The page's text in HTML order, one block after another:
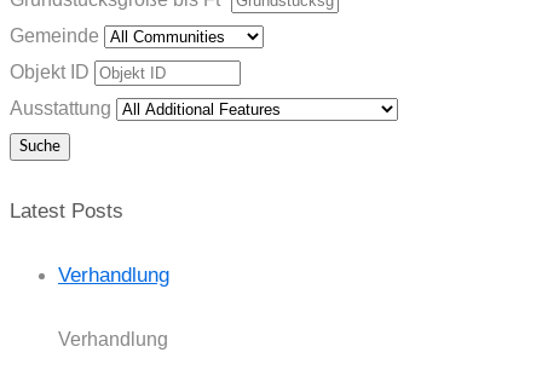
Gemeinde
Objekt ID
Ausstattung
Latest Posts
Verhandlung
Verhandlung